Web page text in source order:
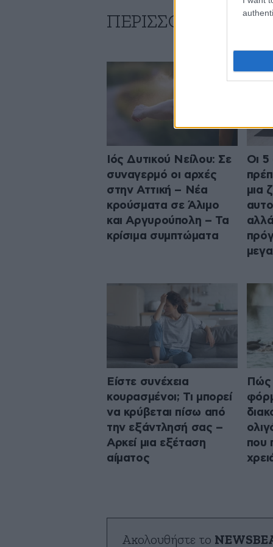
ΠΕΡΙΣΣΟΤΕΡΑ ΑΠΟ
Ιός Δυτικού Νείλου: Σε
συναγερμό οι αρχές
στην Αττική – Νέα
κρούσματα σε Άλιμο
και Αργυρούπολη – Τα
κρίσιμα συμπτώματα
Οι 5
μια
Είστε συνέχεια
κουρασμένοι; Τι μπορεί
να κρύβεται πίσω από
την εξάντλησή σας –
Αρκεί μια εξέταση
αίματος
Πώς
που
Ακολουθήστε το